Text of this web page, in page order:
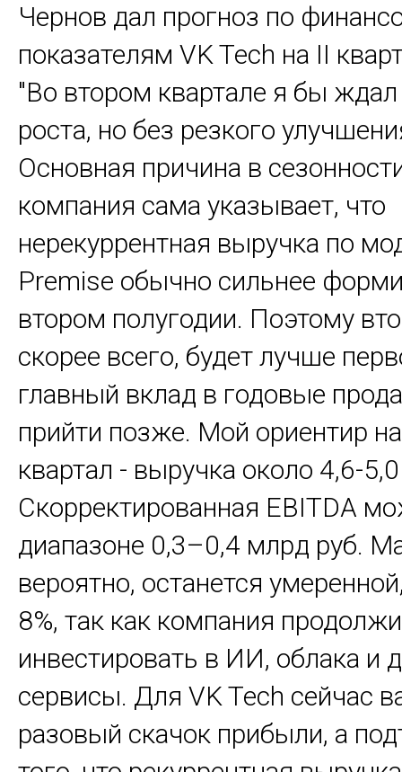
Чернов дал прогноз по
показателям VK Tech на II
"Во втором квартале я бы
роста, но без резкого
Основная причина в
компания сама указывает, что
нерекуррентная выручка по
Premise обычно сильнее
втором полугодии. Поэтому
скорее всего, будет лучше
главный вклад в годовые
прийти позже. Мой ориентир
квартал - выручка около 4,6-
Скорректированная EBITDA
диапазоне 0,3–0,4 млрд руб.
вероятно, останется
8%, так как компания
инвестировать в ИИ, облака и
сервисы. Для VK Tech сейчас
разовый скачок прибыли, а